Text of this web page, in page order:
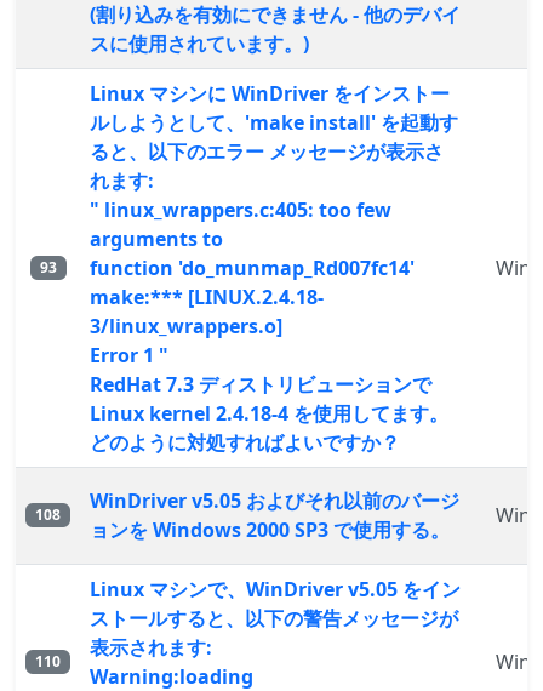
(割り込みを有効にできません - 他のデバイ
スに使用されています。)
93
Linux マシンに WinDriver をインストー
ルしようとして、'make install' を起動す
ると、以下のエラー メッセージが表示さ
れます:
" linux_wrappers.c:405: too few
arguments to
function 'do_munmap_Rd007fc14'
make:*** [LINUX.2.4.18-
3/linux_wrappers.o]
Error 1 "
RedHat 7.3 ディストリビューションで
Linux kernel 2.4.18-4 を使用してます。
どのように対処すればよいですか？
108
WinDriver v5.05 およびそれ以前のバージ
ョンを Windows 2000 SP3 で使用する。
110
Linux マシンで、WinDriver v5.05 をイン
ストールすると、以下の警告メッセージが
表示されます:
Warning:loading